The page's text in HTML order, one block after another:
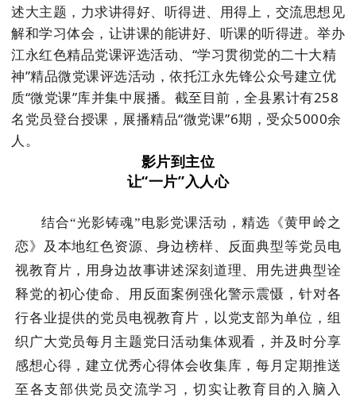
述大主题，力求讲得好、听得进、用得上，交流思想见
解和学习体会，让讲课的能讲好、听课的听得进。举办
江永红色精品党课评选活动、“学习贯彻党的二十大精
神”精品微党课评选活动，依托江永先锋公众号建立优
质“微党课”库并集中展播。截至目前，全县累计有258
名党员登台授课，展播精品“微党课”6期，受众5000余
人。
影片到主位
让“一片”入人心
结合“光影铸魂”电影党课活动，精选《黄甲岭之
恋》及本地红色资源、身边榜样、反面典型等党员电
视教育片，用身边故事讲述深刻道理、用先进典型诠
释党的初心使命、用反面案例强化警示震慑，针对各
行各业提供的党员 电视教育片，以党支部为单位，组
织广大党员每月主题党日活动集体观看，并及时分享
感想心得，建立优秀心得体会收集库，每月定期推送
至各支部供党员交流学习，切实让教育目的入脑入